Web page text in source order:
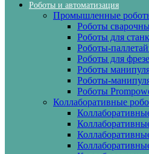
Роботы и автоматизация
Промышленные
Роботы
Роботы для
Роботы-
Роботы для
Роботы
Роботы-
Роботы
Коллаборативные